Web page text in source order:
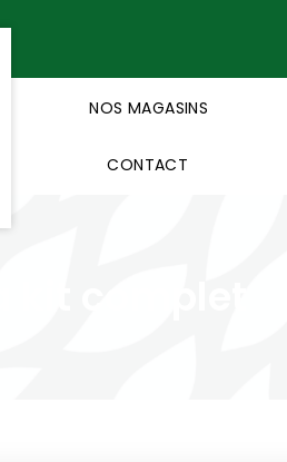
NOS MAGASINS
CONTACT